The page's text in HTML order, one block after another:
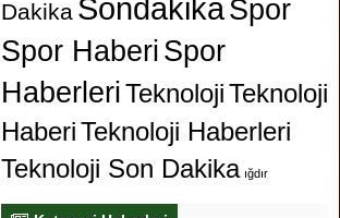
Dakika SondakikaSpor
Spor Haberi Spor
HaberleriTeknolojiTeknoloji
HaberiTeknoloji Haberleri
Teknoloji Son Dakika ığdır